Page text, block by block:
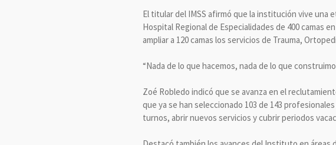
El titular del IMSS afirmó que la institución vive
Hospital Regional de Especialidades de 400 camas
ampliar a 120 camas los servicios de Trauma,
“Nada de lo que hacemos, nada de lo que
Zoé Robledo indicó que se avanza en el
que ya se han seleccionado 103 de 143
turnos, abrir nuevos servicios y cubrir periodos